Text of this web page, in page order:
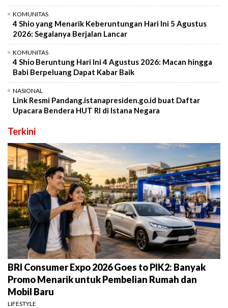
KOMUNITAS
4 Shio yang Menarik Keberuntungan Hari Ini 5 Agustus
2026: Segalanya Berjalan Lancar
KOMUNITAS
4 Shio Beruntung Hari Ini 4 Agustus 2026: Macan hingga
Babi Berpeluang Dapat Kabar Baik
NASIONAL
Link Resmi Pandang.istanapresiden.go.id buat Daftar
Upacara Bendera HUT RI di Istana Negara
Terkini
BRI Consumer Expo 2026 Goes to PIK2: Banyak
Promo Menarik untuk Pembelian Rumah dan
Mobil Baru
LIFESTYLE